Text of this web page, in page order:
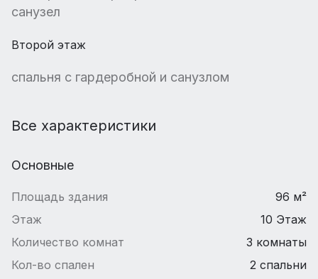
санузел
Второй этаж
спальня с гардеробной и санузлом
Все характеристики
Основные
Площадь здания
96 м²
Этаж
10 Этаж
Количество комнат
3 комнаты
Кол-во спален
2 спальни